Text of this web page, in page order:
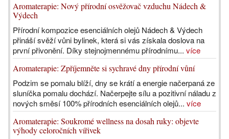
Aromaterapie: Nový přírodní osvěžovač vzduchu Nádech &
Výdech
Přírodní kompozice esenciálních olejů Nádech & Výdech
přináší svěží vůni bylinek, která si vás získala doslova na
první přivonění. Díky stejnojmennému přírodnímu... více
Aromaterapie: Zpříjemněte si sychravé dny přírodní vůní
Podzim se pomalu blíží, dny se krátí a energie načerpaná ze
sluníčka pomalu dochází. Načerpejte sílu a pozitivní náladu z
nových směsí 100% přírodních esenciálních olejů... více
Aromaterapie: Soukromé wellness na dosah ruky: objevte
výhody celoročních vířivek